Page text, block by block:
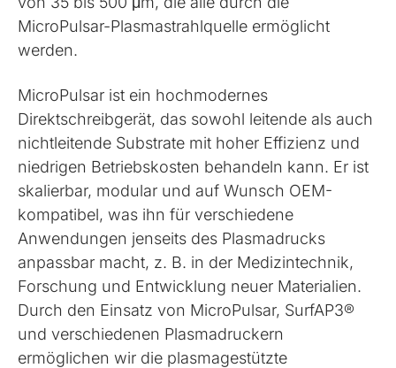
MicroPulsar-Plasmastrahlquelle ermöglicht
werden.
MicroPulsar ist ein hochmodernes
Direktschreibgerät, das sowohl leitende als auch
nichtleitende Substrate mit hoher Effizienz und
niedrigen Betriebskosten behandeln kann. Er ist
skalierbar, modular und auf Wunsch OEM-
kompatibel, was ihn für verschiedene
Anwendungen jenseits des Plasmadrucks
anpassbar macht, z. B. in der Medizintechnik,
Forschung und Entwicklung neuer Materialien.
Durch den Einsatz von MicroPulsar, SurfAP3®
und verschiedenen Plasmadruckern
ermöglichen wir die plasmagestützte